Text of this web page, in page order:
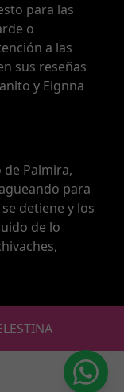
para las
o
a las
sus reseñas
y Eignna
Palmira,
para
detiene y los
de lo